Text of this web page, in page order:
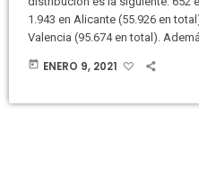
1.943 en Alicante (55.926 en
Valencia (95.674 en total).
today ENERO 9, 2021